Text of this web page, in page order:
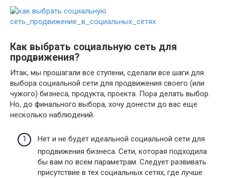
Как выбрать социальную сеть для
продвижения?
Итак, мы прошагали все ступени, сделали все шаги для
выбора социальной сети для продвижения своего (или
чужого) бизнеса, продукта, проекта. Пора делать выбор.
Но, до финального выбора, хочу донести до вас еще
несколько наблюдений.
Нет и не будет идеальной социальной сети для
продвижения бизнеса. Сети, которая подходила
бы вам по всем параметрам. Следует развивать
присутствие в тех социальных сетях, где лучше